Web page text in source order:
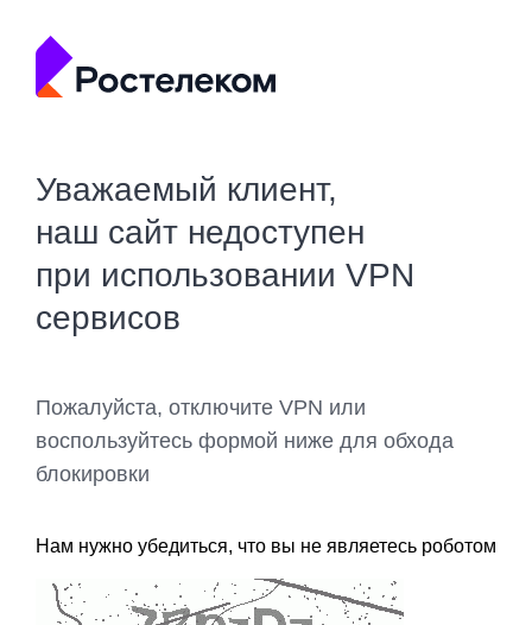
Уважаемый клиент,
наш сайт недоступен
при использовании VPN
сервисов
Пожалуйста, отключите VPN или
воспользуйтесь формой ниже для обхода
блокировки
Нам нужно убедиться, что вы не являетесь роботом